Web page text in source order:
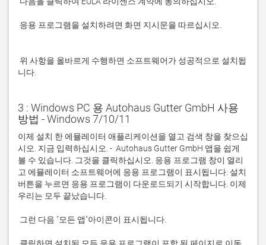
니다.
3 : Windows PC 용 Autohaus Gutter GmbH 사용
방법 - Windows 7/10/11
이제 설치 한 에뮬레이터 애플리케이션을 열고 검색 창을 찾으십
시오. 지금 입력하십시오. -  Autohaus Gutter GmbH 앱을 쉽게
볼 수 있습니다. 그것을 클릭하십시오. 응용 프로그램 창이 열리
고 에뮬레이터 소프트웨어에 응용 프로그램이 표시됩니다. 설치
버튼을 누르면 응용 프로그램이 다운로드되기 시작합니다. 이제